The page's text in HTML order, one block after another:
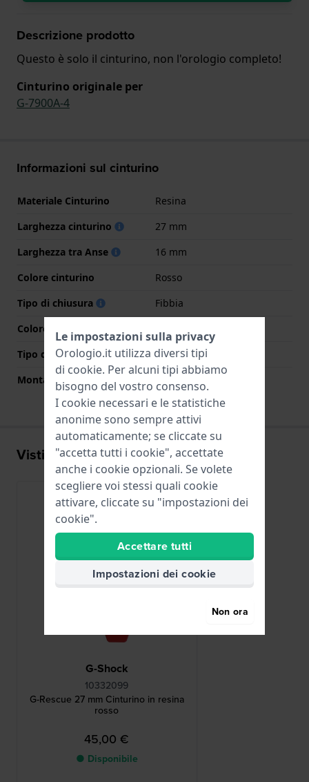
Descrizione prodotto
Questo è solo il cinturino, non l'orologio completo!
Cinturino originale per
G-7900A-4
Informazioni sul cinturino
Materiale Cinturino
Resina
Larghezza cinturino
27 mm
Larghezza tra Anse
16 mm
Colore cinturino
Rosso
Tipo di chiusura
Fibbia
Colore Chiusura
Tipo di montatura
Perni a molla
Montatura dritta
Visti di recente
G-Shock
10332099
G-Rescue 27 mm Cinturino in resina
rosso
45,00 €
● Disponibile
Le impostazioni sulla privacy
Orologio.it utilizza diversi tipi
di cookie. Per alcuni tipi abbiamo
bisogno del vostro consenso.
I cookie necessari e le statistiche
anonime sono sempre attivi
automaticamente; se cliccate su
"accetta tutti i cookie", accettate
anche i cookie opzionali. Se volete
scegliere voi stessi quali cookie
attivare, cliccate su "impostazioni dei
cookie".
Accettare tutti
Impostazioni dei cookie
Non ora